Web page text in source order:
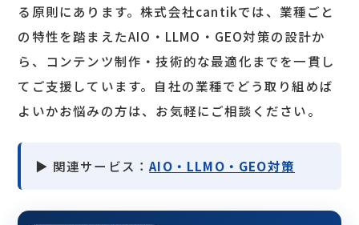
る原則にあります。株式会社cantikでは、業種ごと
の特性を踏まえたAIO・LLMO・GEO対策の設計か
ら、コンテンツ制作・技術的な最適化までを一貫し
てご支援しています。自社の業種でどう取り組めば
よいかお悩みの方は、お気軽にご相談ください。
▶ 関連サービス：AIO・LLMO・GEO対策